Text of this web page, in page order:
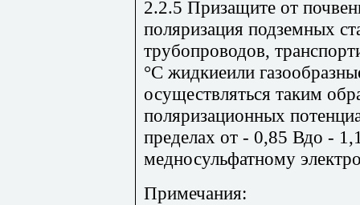
2.2.5 Призащите от
поляризация подземных
трубопроводов,
°С жидкиеили
осуществляться таким
поляризационных
пределах от - 0,85 Вдо -
медносульфатному
Примечания: